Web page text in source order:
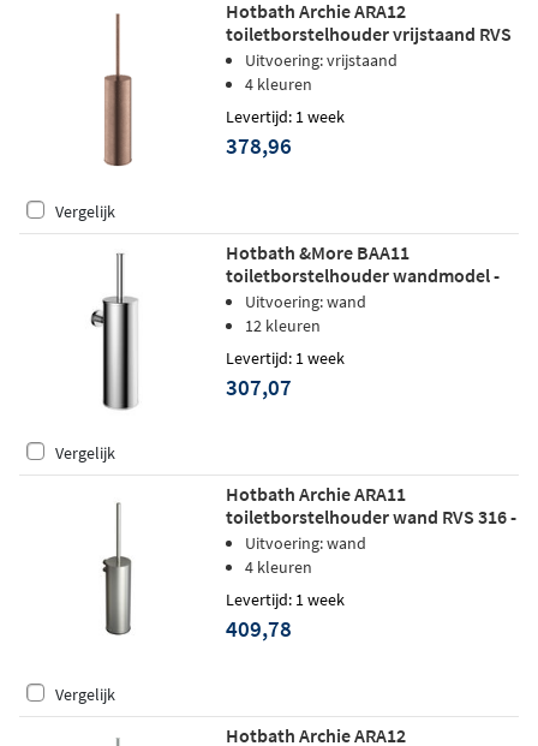
Hotbath Archie ARA12
toiletborstelhouder vrijstaand RVS
316 - Geborsteld Koper PVD
Uitvoering: vrijstaand
4 kleuren
Levertijd: 1 week
378,96
Vergelijk
Hotbath &More BAA11
toiletborstelhouder wandmodel -
Geborsteld zwart PVD
Uitvoering: wand
12 kleuren
Levertijd: 1 week
307,07
Vergelijk
Hotbath Archie ARA11
toiletborstelhouder wand RVS 316 -
Geborsteld Gunmetal PVD
Uitvoering: wand
4 kleuren
Levertijd: 1 week
409,78
Vergelijk
Hotbath Archie ARA12